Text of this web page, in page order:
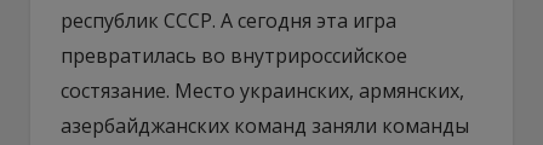
республик СССР. А сегодня эта игра
превратилась во внутрироссийское
состязание. Место украинских, армянских,
азербайджанских команд заняли команды